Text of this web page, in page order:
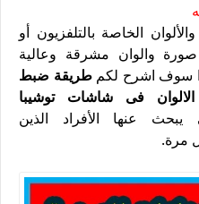
الخاصة بالتلفزيون أو
والوان مشرقة وعالية
سوف اشرح لكم طريقة ضبط
فى شاشات توشيبا
عنها الأفراد الذين
مرة.